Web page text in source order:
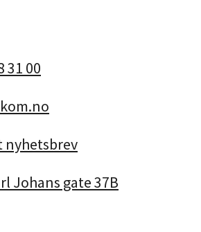
31 00
nyhetsbrev
Johans gate 37B